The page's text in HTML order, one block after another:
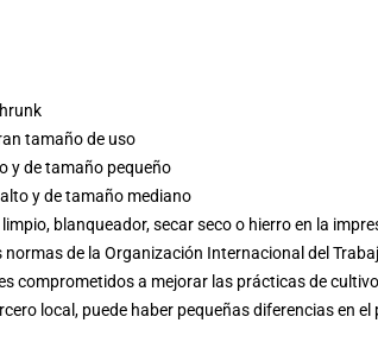
tamaño de uso
y de tamaño pequeño
y de tamaño mediano
blanqueador, secar seco o hierro en la
de la Organización Internacional del
comprometidos a mejorar las prácticas de
local, puede haber pequeñas diferencias en